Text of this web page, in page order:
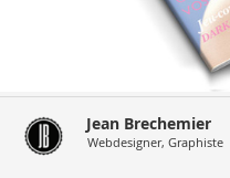
Jean Brechemier
Webdesigner, Graphiste